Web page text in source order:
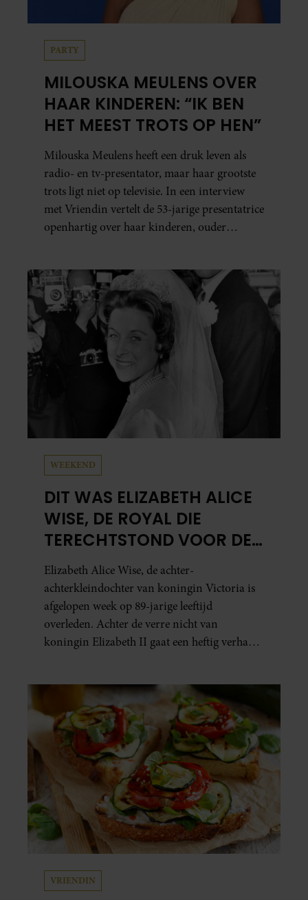
PARTY
MILOUSKA MEULENS OVER
HAAR KINDEREN: “IK BEN
HET MEEST TROTS OP HEN”
Milouska Meulens heeft een druk leven als
radio- en tv-presentator, maar haar grootste
trots ligt niet op televisie. In een interview
met Vriendin vertelt de 53-jarige presentatrice
openhartig over haar kinderen, ouder
welke levenslessen haar vandaag de dag het
meest bezighouden.
WEEKEND
DIT WAS ELIZABETH ALICE
WISE, DE ROYAL DIE
TERECHTSTOND VOOR DE
DOOD VAN HAAR BABY
Elizabeth Alice Wise, de achter-
achterkleindochter van koningin Victoria is
afgelopen week op 89-jarige leeftijd
overleden. Achter de verre nicht van
koningin Elizabeth II gaat een heftig verhaal
VRIENDIN